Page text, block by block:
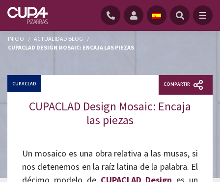
INICIO / ACTUALIDAD BLOG
/
CUPACLAD DESIGN MOSAIC: ENCAJA LAS PIEZAS
CUPACLAD COMPARTIR
CUPACLAD Design Mosaic: Encaja
las piezas
Un mosaico es una obra relativa a las musas, si
nos detenemos en la raíz latina de la palabra. El
décimo modelo de CUPACLAD Design es un